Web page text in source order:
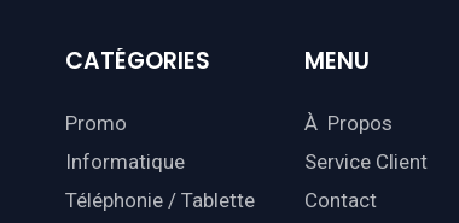
CATÉGORIES
Promo
Informatique
Téléphonie / Tablette
MENU
À Propos
Service Client
Contact